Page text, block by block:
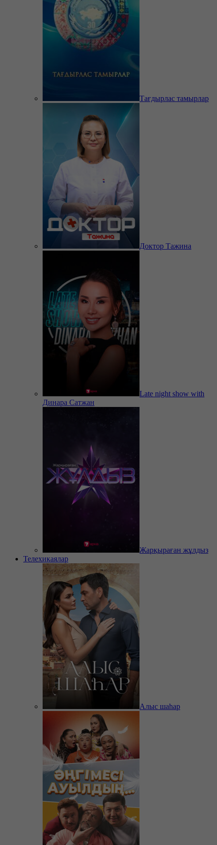
Тағдырлас тамырлар
Доктор Тажина
Late night show with
Динара Сатжан
Жарқыраған жұлдыз
Телехикаялар
Алыс шаһар